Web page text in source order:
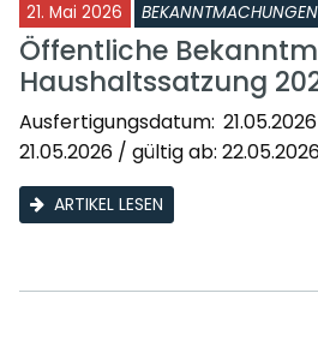
21. Mai 2026 BEKANNTMACHUNGEN
Öffentliche
Haushaltssatzung
Ausfertigungsdatum:
21.05.2026 / gültig ab:
ARTIKEL LESEN